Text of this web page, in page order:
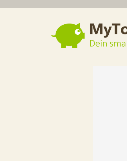
Dein smarter Schnäppchenberater